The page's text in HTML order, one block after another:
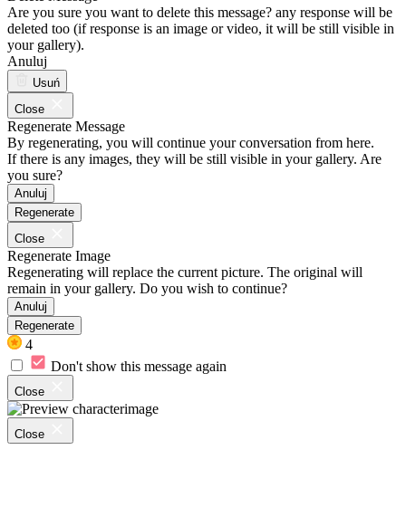
Are you sure you want to delete this message? any response will be
deleted too (if response is an image or video, it will be still visible in
your gallery).
Anuluj
Usuń
Close
Regenerate Message
By regenerating, you will continue your conversation from here.
If there is any images, they will be still visible in your gallery. Are
you sure?
Anuluj
Regenerate
Close
Regenerate Image
Regenerating will replace the current picture. The original will
remain in your gallery. Do you wish to continue?
Anuluj
Regenerate
4
Don't show this message again
Close
Close